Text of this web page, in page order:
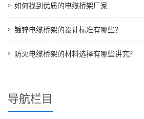
如何找到优质的电缆桥架厂家
镀锌电缆桥架的设计标准有哪些？
防火电缆桥架的材料选择有哪些讲究？
导航栏目